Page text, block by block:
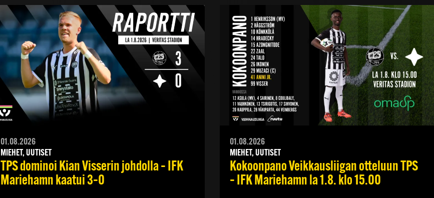
01.08.2026
MIEHET, UUTISET
TPS dominoi Kian Visserin johdolla – IFK
Mariehamn kaatui 3–0
01.08.2026
MIEHET, UUTISET
Kokoonpano Veikkausliigan otteluun TPS
– IFK Mariehamn la 1.8. klo 15.00